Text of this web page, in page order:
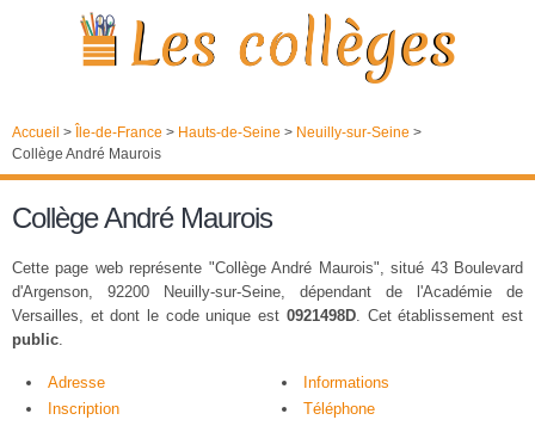
Accueil > Île-de-France > Hauts-de-Seine > Neuilly-sur-Seine >
Collège André Maurois
Collège André Maurois
Cette page web représente "Collège André Maurois", situé 43 Boulevard
d'Argenson, 92200 Neuilly-sur-Seine, dépendant de l'Académie de
Versailles, et dont le code unique est 0921498D. Cet établissement est
public.
Adresse
Informations
Inscription
Téléphone